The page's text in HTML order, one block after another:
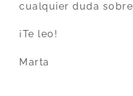
cualquier duda sobre
¡Te leo!
Marta